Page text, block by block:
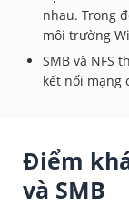
nhau. Trong
môi trường
SMB và NFS
kết nối mạng
Điểm
và SMB